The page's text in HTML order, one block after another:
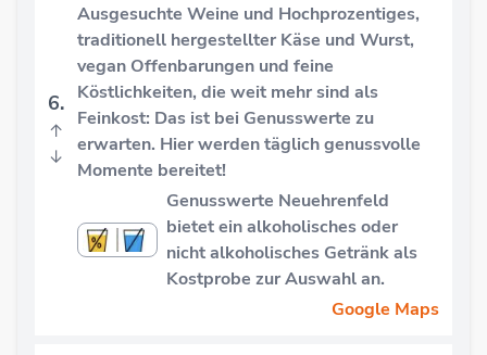
6.
↑
↓
Ausgesuchte Weine und Hochprozentiges,
traditionell hergestellter Käse und Wurst,
vegan Offenbarungen und feine
Köstlichkeiten, die weit mehr sind als
Feinkost: Das ist bei Genusswerte zu
erwarten. Hier werden täglich genussvolle
Momente bereitet!
Genusswerte Neuehrenfeld
bietet ein alkoholisches oder
nicht alkoholisches Getränk als
Kostprobe zur Auswahl an.
Google Maps